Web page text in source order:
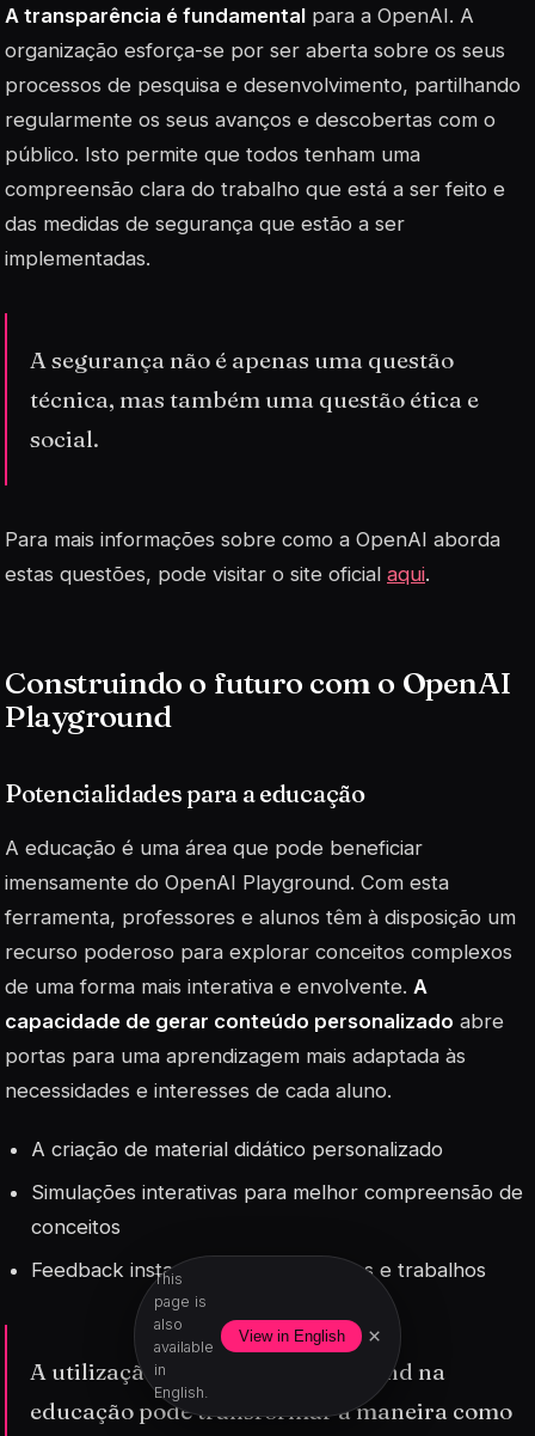
This
page is
also
available
in
English.
View in English ×
A transparência é fundamental para a OpenAI. A
organização esforça-se por ser aberta sobre os seus
processos de pesquisa e desenvolvimento, partilhando
regularmente os seus avanços e descobertas com o
público. Isto permite que todos tenham uma
compreensão clara do trabalho que está a ser feito e
das medidas de segurança que estão a ser
implementadas.
A segurança não é apenas uma questão
técnica, mas também uma questão ética e
social.
Para mais informações sobre como a OpenAI aborda
estas questões, pode visitar o site oficial aqui.
Construindo o futuro com o OpenAI
Playground
Potencialidades para a educação
A educação é uma área que pode beneficiar
imensamente do OpenAI Playground. Com esta
ferramenta, professores e alunos têm à disposição um
recurso poderoso para explorar conceitos complexos
de uma forma mais interativa e envolvente. A
capacidade de gerar conteúdo personalizado abre
portas para uma aprendizagem mais adaptada às
necessidades e interesses de cada aluno.
A criação de material didático personalizado
Simulações interativas para melhor compreensão de
conceitos
Feedback instantâneo em exercícios e trabalhos
A utilização do OpenAI Playground na
educação pode transformar a maneira como